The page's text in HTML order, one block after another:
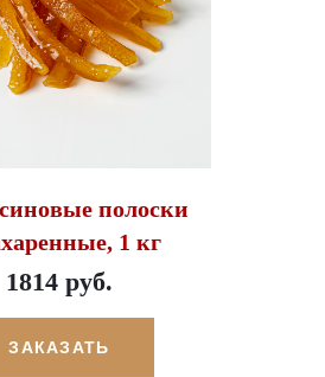
полоски
1 кг
1814 руб.
ЗАКАЗАТЬ